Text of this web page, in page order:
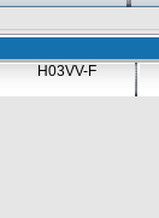
H03VV-F